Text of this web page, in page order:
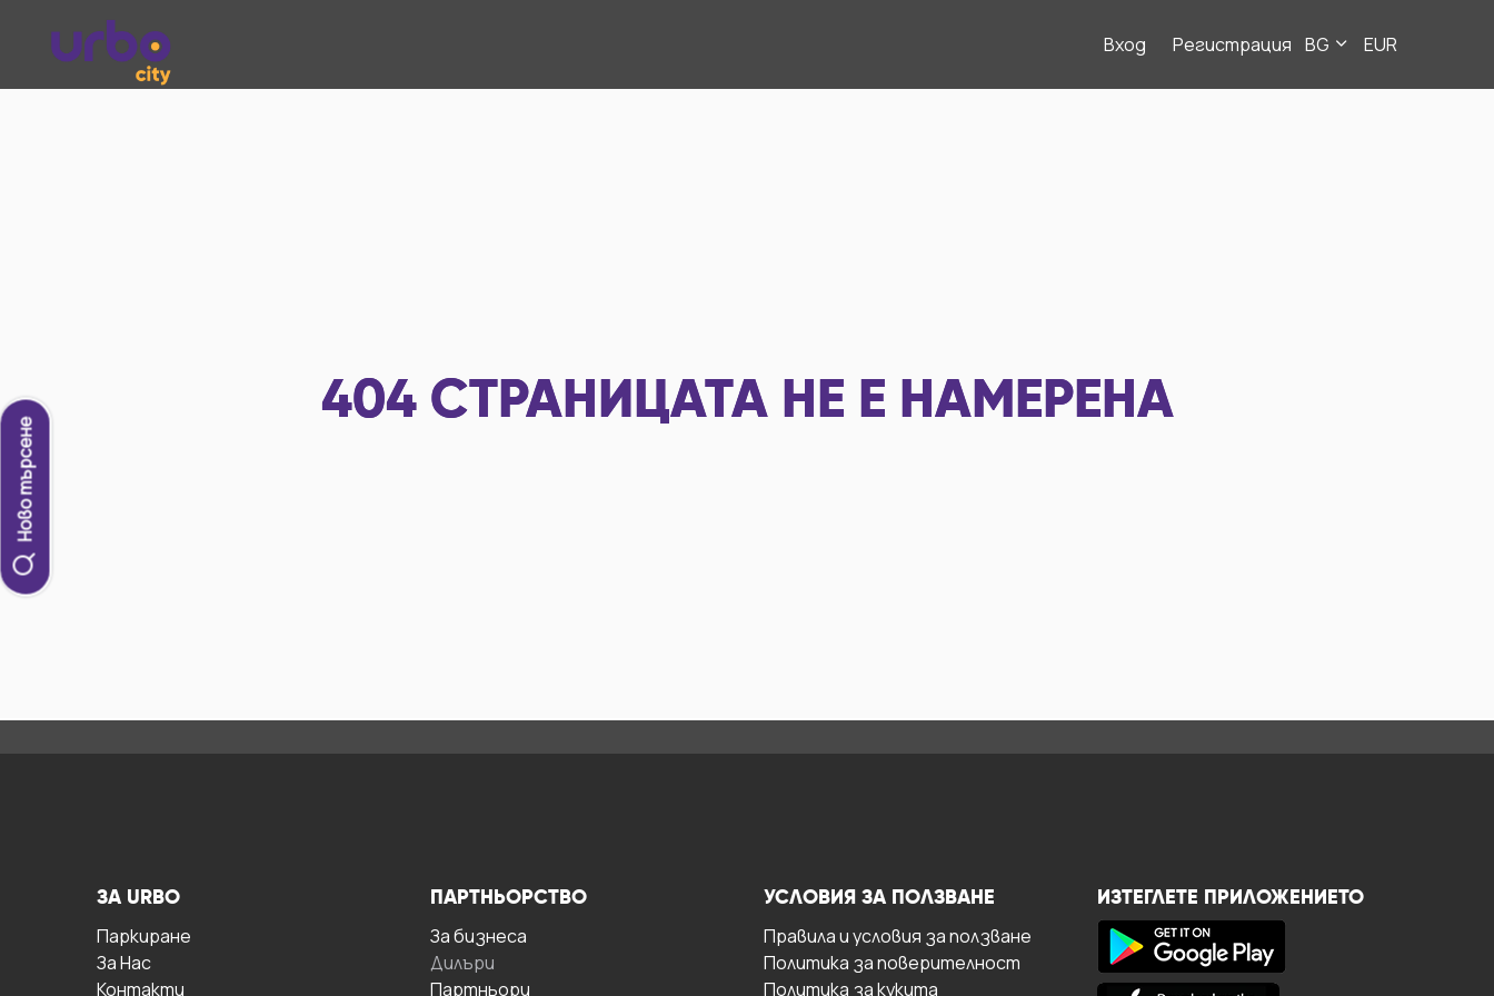
Вход Регистрация BG EUR
Ново търсене
404 СТРАНИЦАТА НЕ Е НАМЕРЕНА
ЗА URBO
Паркиране
За Hас
Контакти
ПАРТНЬОРСТВО
За бизнесa
Дилъри
Партньори
УСЛОВИЯ ЗА ПОЛЗВАНЕ
Правила и условия за ползване
Политика за поверителност
Политика за кукита
ИЗТЕГЛЕТЕ ПРИЛОЖЕНИЕТО